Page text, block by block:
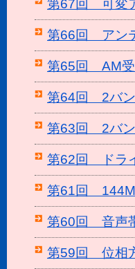
第67回 可変
第66回 アン
第65回 AM受
第64回 2バン
第63回 2バン
第62回 ドラ
第61回
第60回 音声
第59回 位相